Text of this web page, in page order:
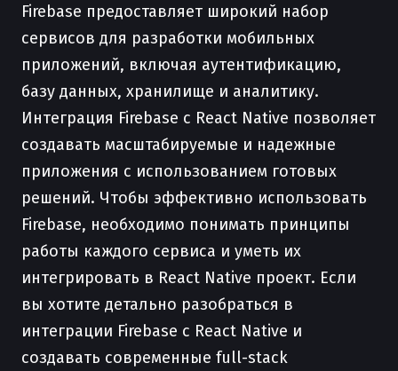
Firebase предоставляет широкий набор
сервисов для разработки мобильных
приложений, включая аутентификацию,
базу данных, хранилище и аналитику.
Интеграция Firebase с React Native позволяет
создавать масштабируемые и надежные
приложения с использованием готовых
решений. Чтобы эффективно использовать
Firebase, необходимо понимать принципы
работы каждого сервиса и уметь их
интегрировать в React Native проект. Если
вы хотите детально разобраться в
интеграции Firebase с React Native и
создавать современные full-stack